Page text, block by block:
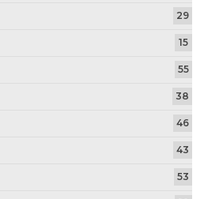
29
15
55
38
46
43
53